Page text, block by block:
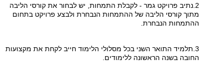
2.נתיב פרויקט גמר - לקבלת התמחות, יש לבחור את קורסי הליבה
מתוך קורסי הליבה של ההתמחות הנבחרת ולבצע פרויקט בתחום
ההתמחות הנבחרת.
3.תלמיד התואר השני בכל מסלולי הלימוד חייב לקחת את מקצועות
החובה בשנה הראשונה ללימודים.